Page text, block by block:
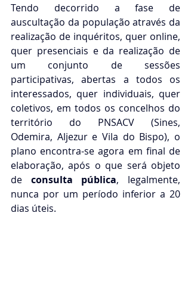
Tendo decorrido a fase de
auscultação da população através da
realização de inquéritos, quer online,
quer presenciais e da realização de
um conjunto de sessões
participativas, abertas a todos os
interessados, quer individuais, quer
coletivos, em todos os concelhos do
território do PNSACV (Sines,
Odemira, Aljezur e Vila do Bispo), o
plano encontra-se agora em final de
elaboração, após o que será objeto
de consulta pública, legalmente,
nunca por um período inferior a 20
dias úteis.